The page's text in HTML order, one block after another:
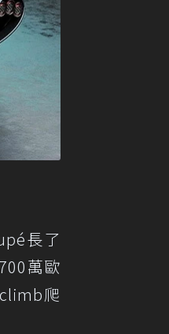
長了
萬歐
爬